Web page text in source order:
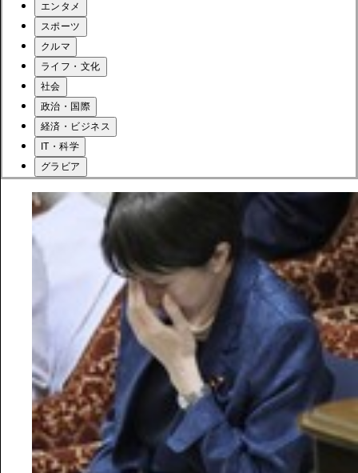
エンタメ
スポーツ
クルマ
ライフ・文化
社会
政治・国際
経済・ビジネス
IT・科学
グラビア